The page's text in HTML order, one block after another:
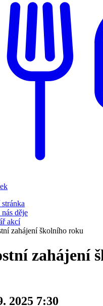
děje
akcí
zahájení školního roku
zahájení
2025 7:30